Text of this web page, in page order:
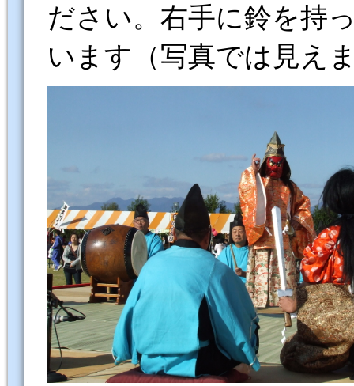
ださい。右手に鈴を持
います（写真では見え